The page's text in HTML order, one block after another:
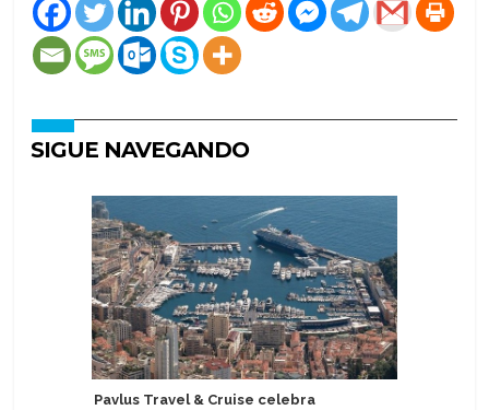
SIGUE NAVEGANDO
Pavlus Travel & Cruise celebra